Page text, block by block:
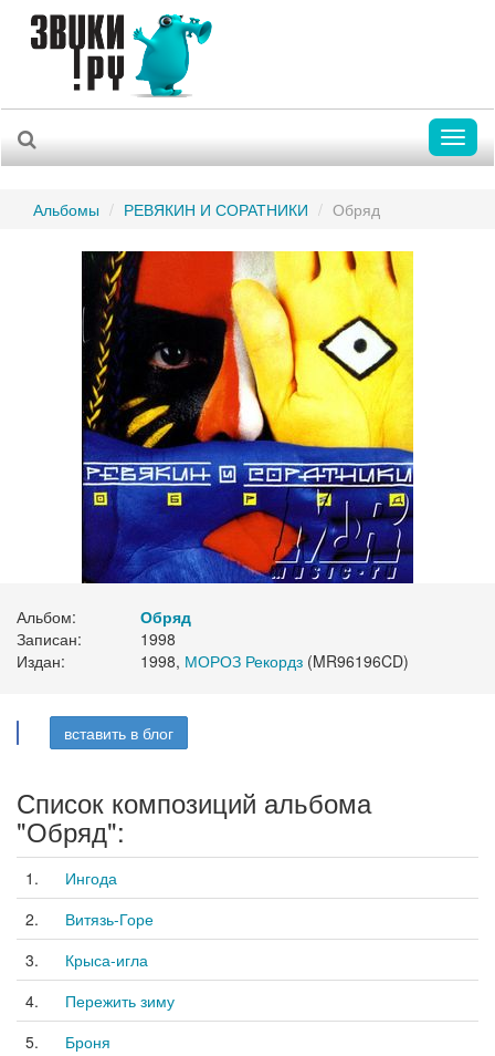
Альбомы РЕВЯКИН И СОРАТНИКИ Обряд
Альбом:
Обряд
Записан:
1998
Издан:
1998, МОРОЗ Рекордз (MR96196CD)
вставить в блог
Список композиций альбома
"Обряд":
1.
Ингода
2.
Витязь-Горе
3.
Крыса-игла
4.
Пережить зиму
5.
Броня